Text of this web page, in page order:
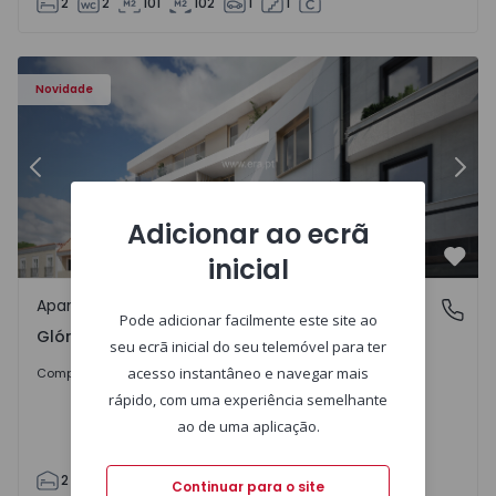
Novidade
- 1563192 - 6
Apartamento T2 com Terraço Aveiro, Glória e Vera Cruz -
Anterior
Glória e Vera Cruz, Aveiro
Apartamento
Glória e Vera Cruz, Aveiro
Comprar 475.000 €
2 117 1 1
Adicionar ao ecrã
inicial
Pode adicionar facilmente este site ao
seu ecrã inicial do seu telemóvel para ter
acesso instantâneo e navegar mais
rápido, com uma experiência semelhante
ao de uma aplicação.
Continuar para o site